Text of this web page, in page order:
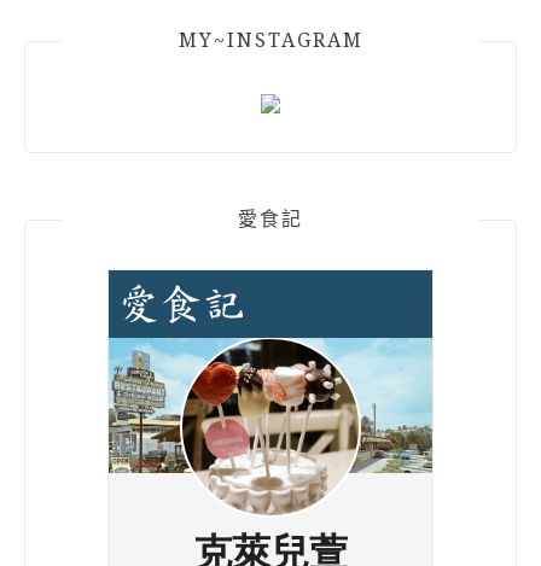
MY~INSTAGRAM
愛食記